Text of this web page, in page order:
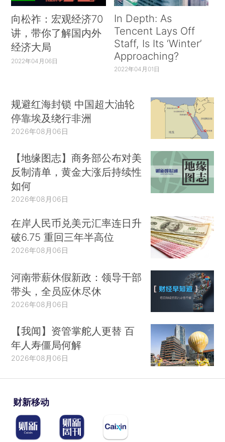
向松祚：宏观经济70
讲，带你了解国内外
经济大局
2022年04月06日
In Depth: As
Tencent Lays Off
Staff, Is Its ‘Winter’
Approaching?
2022年04月01日
规避红海封锁 中国超大油轮
停靠埃及绕行非洲
2026年08月06日
【地缘图志】商务部公布对美
反制清单，黄金大涨后持续性
如何
2026年08月06日
在岸人民币兑美元汇率连日升
破6.75 重回三年半高位
2026年08月06日
河南带薪休假新政：领导干部
带头，全员应休尽休
2026年08月06日
【我闻】资管掌舵人更替 百
年人寿僵局何解
2026年08月06日
财新移动